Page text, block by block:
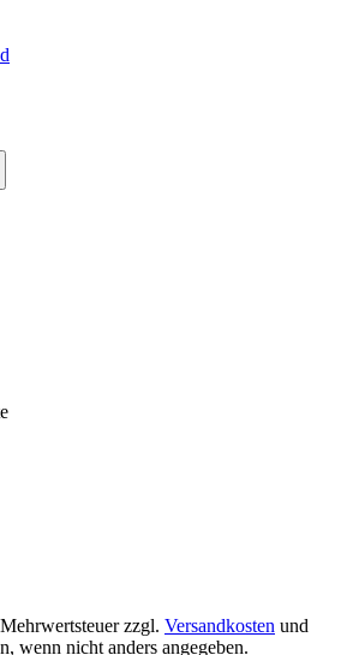
zzgl. Versandkosten und
wenn nicht anders angegeben.